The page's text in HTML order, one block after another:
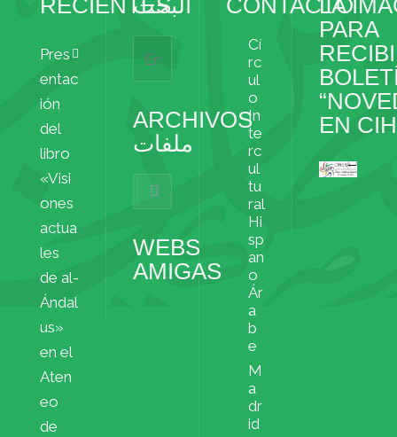
RECIENTES
Pres
entac
ión
del
libro
«Visi
ones
actua
les
de al-
Ándal
us»
en el
Aten
eo
de
البحث
ARCHIVOS
ملفات
Archivos
ملفات
WEBS
AMIGAS
CONTACTO
Cí
rc
ul
o
In
te
rc
ul
tu
ral
Hi
sp
an
o
Ár
a
b
e
M
a
dr
id
LA
PARA
EN